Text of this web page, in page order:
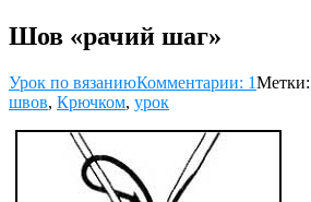
Шов «рачий шаг»
Урок по вязаниюКомментарии: 1Метки:
швов, Крючком, урок